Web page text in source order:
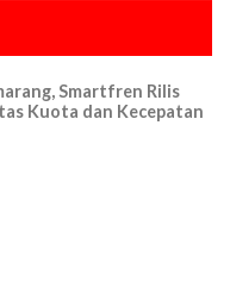
Smartfren Rilis
Kuota dan Kecepatan